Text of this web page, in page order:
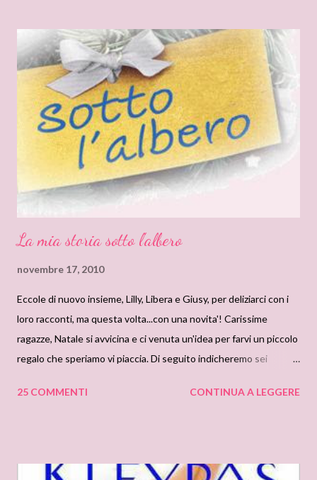
e rancoroso nei confronti della nostra bella eroina. Questa cosa
piace molto e attira... Dopo però, il tutto perde di intensità.
Diventa un uomo debole, e a volte, consentitemi di dirlo, un pò
"maniaco", morboso. Io non capisco come la protagonista non
decida di buttarlo fuori dalla stanza a calci:va bè che si trova in
difficoltà e necessita del suo aiuto, va bè che in passato ha
sbagliato lei, va bè c...
La mia storia sotto l'albero
novembre 17, 2010
Eccole di nuovo insieme, Lilly, Libera e Giusy, per deliziarci con i
loro racconti, ma questa volta...con una novita'! Carissime
ragazze, Natale si avvicina e ci venuta un'idea per farvi un piccolo
regalo che speriamo vi piaccia. Di seguito indicheremo sei
ancora non lo avete capito! Indicateci la vostra combinazione
25 COMMENTI CONTINUA A LEGGERE